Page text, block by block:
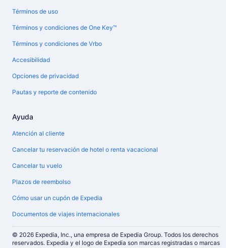
Términos de uso
Términos y condiciones de One Key™
Términos y condiciones de Vrbo
Accesibilidad
Opciones de privacidad
Pautas y reporte de contenido
Ayuda
Atención al cliente
Cancelar tu reservación de hotel o renta vacacional
Cancelar tu vuelo
Plazos de reembolso
Cómo usar un cupón de Expedia
Documentos de viajes internacionales
© 2026 Expedia, Inc., una empresa de Expedia Group. Todos los derechos
reservados. Expedia y el logo de Expedia son marcas registradas o marcas